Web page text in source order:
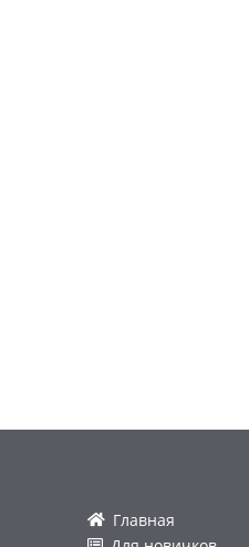
Главная